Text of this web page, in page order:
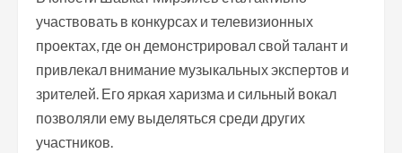
участвовать в конкурсах и телевизионных
проектах, где он демонстрировал свой талант и
привлекал внимание музыкальных экспертов и
зрителей. Его яркая харизма и сильный вокал
позволяли ему выделяться среди других
участников.